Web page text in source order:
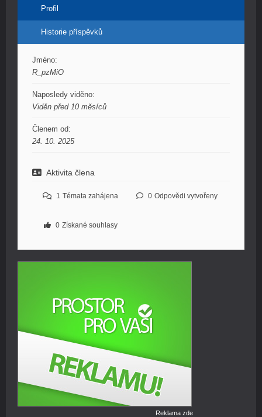
Profil
Historie příspěvků
Jméno:
R_pzMiO
Naposledy viděno:
Viděn před 10 měsíců
Členem od:
24. 10. 2025
Aktivita člena
1 Témata zahájena 0 Odpovědi vytvořeny
0 Získané souhlasy
Reklama zde